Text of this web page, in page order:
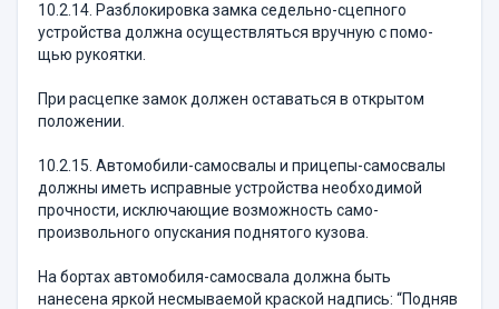
10.2.14. Разблокировка замка седельно-сцепного
устройства должна осуществляться вручную с помо­
щью рукоятки.
При расцепке замок должен оставаться в откры­том
положении.
10.2.15. Автомобили-самосвалы и прицепы-само­свалы
должны иметь исправные устройства необхо­димой
прочности, исключающие возможность само­
произвольного опускания поднятого кузова.
На бортах автомобиля-самосвала должна быть
нанесена яркой несмываемой краской надпись: “Под­няв